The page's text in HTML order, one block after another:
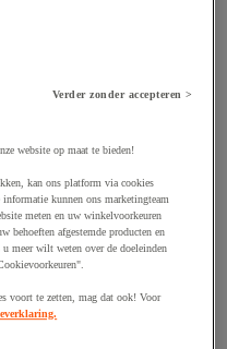
Verder zonder accepteren >
website op maat te bieden!
kan ons platform via cookies
kunnen ons marketingteam
meten en uw winkelvoorkeuren
behoeften afgestemde producten en
u meer wilt weten over de doeleinden
voort te zetten, mag dat ook! Voor